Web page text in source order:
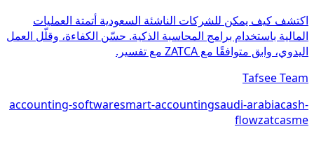
اكتشف كيف يمكن للشركات الناشئة السعودية أتمتة العمليات
المالية باستخدام برامج المحاسبة الذكية. حسّن الكفاءة، وقلّل العمل
اليدوي، وابق متوافقًا مع ZATCA مع تفسير.
Tafsee Team
accounting-softwaresmart-accountingsaudi-arabiacash-
flowzatcasme